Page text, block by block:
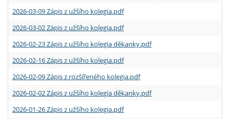
2026-03-09 Zápis z užšího kolegia.pdf
2026-03-02 Zápis z užšího kolegia.pdf
2026-02-23 Zápis z užšího kolegia děkanky.pdf
2026-02-16 Zápis z užšího kolegia.pdf
2026-02-09 Zápis z rozšířeného kolegia.pdf
2026-02-02 Zápis z užšího kolegia děkanky.pdf
2026-01-26 Zápis z užšího kolegia.pdf